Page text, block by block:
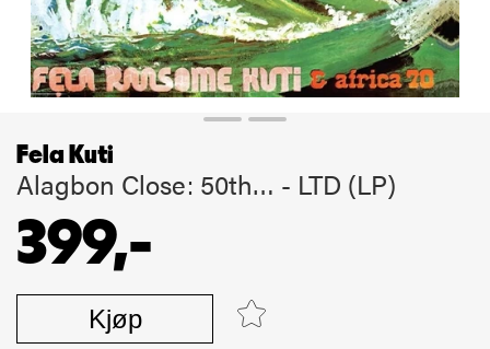
Fela Kuti
Alagbon Close: 50th… - LTD (LP)
399,-
Kjøp